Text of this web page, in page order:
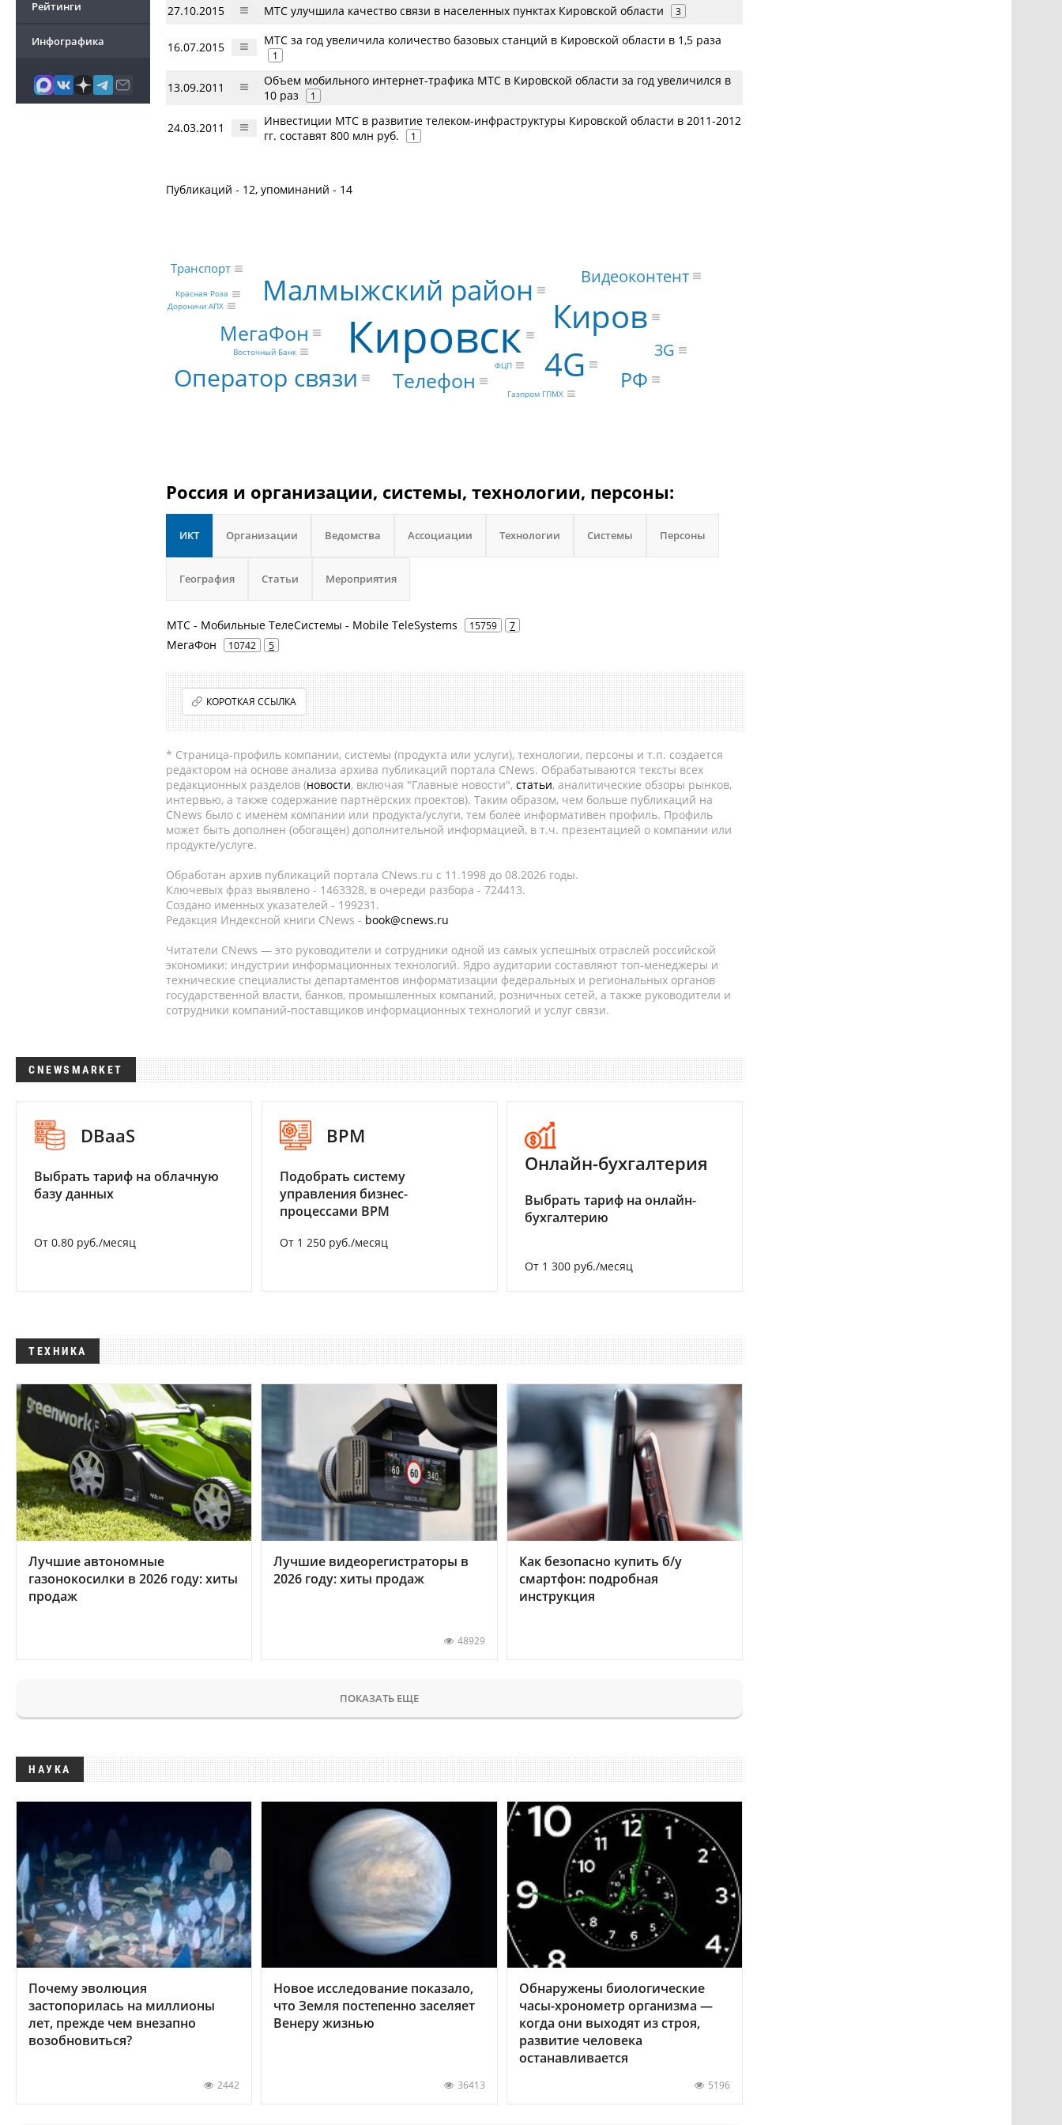
Рейтинги
Инфографика
27.10.2015 МТС улучшила качество связи в населенных пунктах Кировской области 3
16.07.2015 МТС за год увеличила количество базовых станций в Кировской области в 1,5 раза
1
13.09.2011
Объем мобильного интернет-трафика МТС в Кировской области за год увеличился в
10 раз
1
24.03.2011
Инвестиции МТС в развитие телеком-инфраструктуры Кировской области в 2011-2012
гг. составят 800 млн руб.
1
Публикаций - 12, упоминаний - 14
Кировск 4G
Киров
Малмыжский район
Оператор связи
МегаФон
Телефон
РФ
3G
Видеоконтент
Транспорт
Восточный Банк
Красная Роза
Газпром ГПМХ
Дороничи АПХ
ФЦП
Россия и организации, системы, технологии, персоны:
ИКТ Организации Ведомства Ассоциации Технологии Системы Персоны
География Статьи Мероприятия
МТС - Мобильные ТелеСистемы - Mobile TeleSystems 15759 7
МегаФон 10742 5
КОРОТКАЯ ССЫЛКА
* Страница-профиль компании, системы (продукта или услуги), технологии, персоны и т.п. создается
редактором на основе анализа архива публикаций портала CNews. Обрабатываются тексты всех
редакционных разделов (новости, включая "Главные новости", статьи, аналитические обзоры рынков,
интервью, а также содержание партнёрских проектов). Таким образом, чем больше публикаций на
CNews было с именем компании или продукта/услуги, тем более информативен профиль. Профиль
может быть дополнен (обогащен) дополнительной информацией, в т.ч. презентацией о компании или
продукте/услуге.
Обработан архив публикаций портала CNews.ru c 11.1998 до 08.2026 годы.
Ключевых фраз выявлено - 1463328, в очереди разбора - 724413.
Создано именных указателей - 199231.
Редакция Индексной книги CNews - book@cnews.ru
Читатели CNews — это руководители и сотрудники одной из самых успешных отраслей российской
экономики: индустрии информационных технологий. Ядро аудитории составляют топ-менеджеры и
технические специалисты департаментов информатизации федеральных и региональных органов
государственной власти, банков, промышленных компаний, розничных сетей, а также руководители и
сотрудники компаний-поставщиков информационных технологий и услуг связи.
CNEWSMARKET
DBaaS
Выбрать тариф на облачную
базу данных
От 0.80 руб./месяц
BPM
Подобрать систему
управления бизнес-
процессами BPM
От 1 250 руб./месяц
Онлайн-бухгалтерия
Выбрать тариф на онлайн-
бухгалтерию
От 1 300 руб./месяц
ТЕХНИКА
Лучшие автономные
газонокосилки в 2026 году: хиты
продаж
Лучшие видеорегистраторы в
2026 году: хиты продаж
48929
Как безопасно купить б/у
смартфон: подробная
инструкция
ПОКАЗАТЬ ЕЩЕ
НАУКА
Почему эволюция
застопорилась на миллионы
лет, прежде чем внезапно
возобновиться?
2442
Новое исследование показало,
что Земля постепенно заселяет
Венеру жизнью
36413
Обнаружены биологические
часы-хронометр организма —
когда они выходят из строя,
развитие человека
останавливается
5196